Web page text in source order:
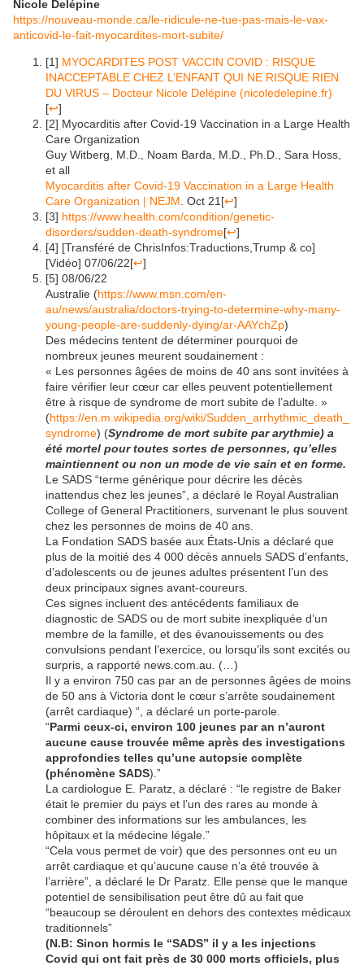
Nicole Delépine
https://nouveau-monde.ca/le-ridicule-ne-tue-pas-mais-le-vax-
anticovid-le-fait-myocardites-mort-subite/
[1] MYOCARDITES POST VACCIN COVID : RISQUE
INACCEPTABLE CHEZ L’ENFANT QUI NE RISQUE RIEN
DU VIRUS – Docteur Nicole Delépine (nicoledelepine.fr)
[↩]
[2] Myocarditis after Covid-19 Vaccination in a Large Health
Care Organization
Guy Witberg, M.D., Noam Barda, M.D., Ph.D., Sara Hoss,
et all
Myocarditis after Covid-19 Vaccination in a Large Health
Care Organization | NEJM. Oct 21[↩]
[3] https://www.health.com/condition/genetic-
disorders/sudden-death-syndrome[↩]
[4] [Transféré de ChrisInfos:Traductions,Trump & co]
[Vidéo] 07/06/22[↩]
[5] 08/06/22
Australie (https://www.msn.com/en-
au/news/australia/doctors-trying-to-determine-why-many-
young-people-are-suddenly-dying/ar-AAYchZp)
Des médecins tentent de déterminer pourquoi de
nombreux jeunes meurent soudainement :
« Les personnes âgées de moins de 40 ans sont invitées à
faire vérifier leur cœur car elles peuvent potentiellement
être à risque de syndrome de mort subite de l’adulte. »
(https://en.m.wikipedia.org/wiki/Sudden_arrhythmic_death_
syndrome) (Syndrome de mort subite par arythmie) a
été mortel pour toutes sortes de personnes, qu’elles
maintiennent ou non un mode de vie sain et en forme.
Le SADS “terme générique pour décrire les décès
inattendus chez les jeunes”, a déclaré le Royal Australian
College of General Practitioners, survenant le plus souvent
chez les personnes de moins de 40 ans.
La Fondation SADS basée aux États-Unis a déclaré que
plus de la moitié des 4 000 décès annuels SADS d’enfants,
d’adolescents ou de jeunes adultes présentent l’un des
deux principaux signes avant-coureurs.
Ces signes incluent des antécédents familiaux de
diagnostic de SADS ou de mort subite inexpliquée d’un
membre de la famille, et des évanouissements ou des
convulsions pendant l’exercice, ou lorsqu’ils sont excités ou
surpris, a rapporté news.com.au. (…)
Il y a environ 750 cas par an de personnes âgées de moins
de 50 ans à Victoria dont le cœur s’arrête soudainement
(arrêt cardiaque) “, a déclaré un porte-parole.
“Parmi ceux-ci, environ 100 jeunes par an n’auront
aucune cause trouvée même après des investigations
approfondies telles qu’une autopsie complète
(phénomène SADS).”
La cardiologue E. Paratz, a déclaré : “le registre de Baker
était le premier du pays et l’un des rares au monde à
combiner des informations sur les ambulances, les
hôpitaux et la médecine légale.”
“Cela vous permet de voir) que des personnes ont eu un
arrêt cardiaque et qu’aucune cause n’a été trouvée à
l’arrière”, a déclaré le Dr Paratz. Elle pense que le manque
potentiel de sensibilisation peut être dû au fait que
“beaucoup se déroulent en dehors des contextes médicaux
traditionnels”
(N.B: Sinon hormis le “SADS” il y a les injections
Covid qui ont fait près de 30 000 morts officiels, plus